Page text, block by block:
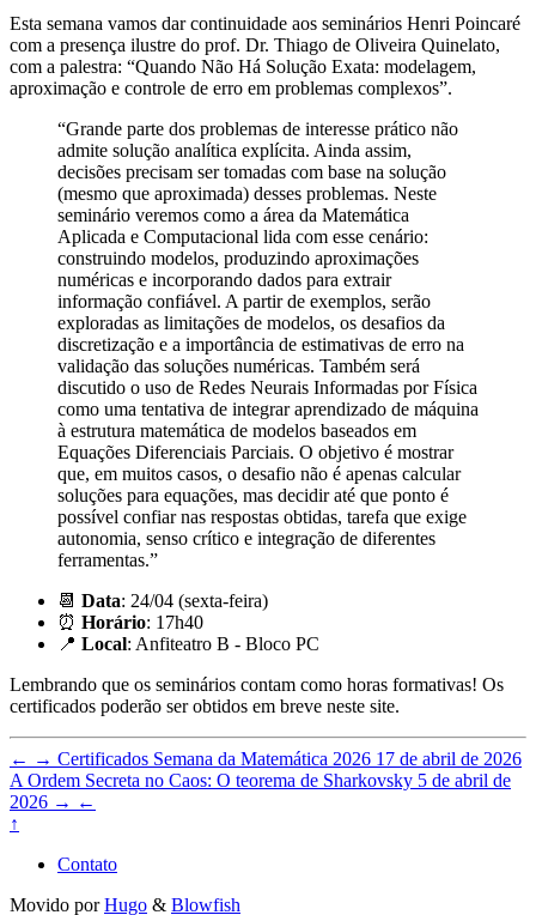
Esta semana vamos dar continuidade aos seminários Henri Poincaré
com a presença ilustre do prof. Dr. Thiago de Oliveira Quinelato,
com a palestra: “Quando Não Há Solução Exata: modelagem,
aproximação e controle de erro em problemas complexos”.
“Grande parte dos problemas de interesse prático não
admite solução analítica explícita. Ainda assim,
decisões precisam ser tomadas com base na solução
(mesmo que aproximada) desses problemas. Neste
seminário veremos como a área da Matemática
Aplicada e Computacional lida com esse cenário:
construindo modelos, produzindo aproximações
numéricas e incorporando dados para extrair
informação confiável. A partir de exemplos, serão
exploradas as limitações de modelos, os desafios da
discretização e a importância de estimativas de erro na
validação das soluções numéricas. Também será
discutido o uso de Redes Neurais Informadas por Física
como uma tentativa de integrar aprendizado de máquina
à estrutura matemática de modelos baseados em
Equações Diferenciais Parciais. O objetivo é mostrar
que, em muitos casos, o desafio não é apenas calcular
soluções para equações, mas decidir até que ponto é
possível confiar nas respostas obtidas, tarefa que exige
autonomia, senso crítico e integração de diferentes
ferramentas.”
📆 Data: 24/04 (sexta-feira)
⏰ Horário: 17h40
📍 Local: Anfiteatro B - Bloco PC
Lembrando que os seminários contam como horas formativas! Os
certificados poderão ser obtidos em breve neste site.
← → Certificados Semana da Matemática 2026 17 de abril de 2026
A Ordem Secreta no Caos: O teorema de Sharkovsky 5 de abril de
2026 → ←
↑
Contato
Movido porHugo & Blowfish